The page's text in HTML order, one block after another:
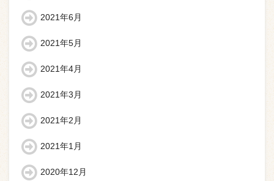
2021年6月
2021年5月
2021年4月
2021年3月
2021年2月
2021年1月
2020年12月